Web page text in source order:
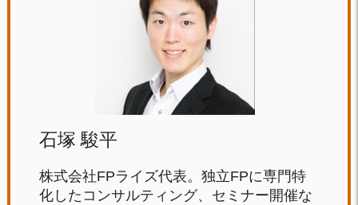
石塚 駿平
株式会社FPライズ代表。独立FPに専門特
化したコンサルティング、セミナー開催な